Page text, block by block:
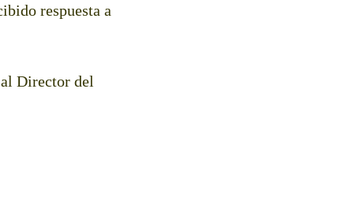
respuesta a
Director del